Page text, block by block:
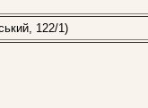
122/1)